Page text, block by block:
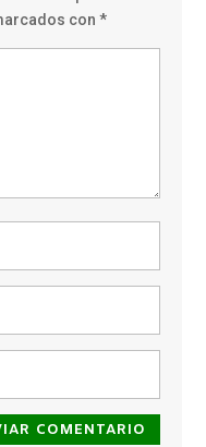
con*
COMENTARIO